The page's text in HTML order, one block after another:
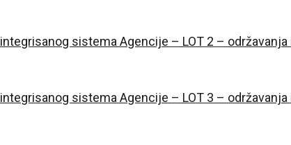
integrisanog sistema Agencije – LOT 2 –
integrisanog sistema Agencije – LOT 3 –